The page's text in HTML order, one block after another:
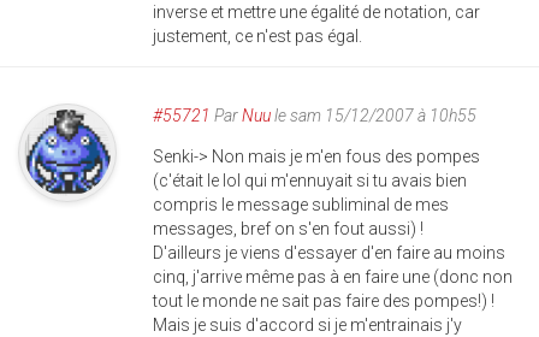
inverse et mettre une égalité de notation, car
justement, ce n'est pas égal.
#55721 ParNuule sam 15/12/2007 à 10h55
Senki-> Non mais je m'en fous des pompes
(c'était le lol qui m'ennuyait si tu avais bien
compris le message subliminal de mes
messages, bref on s'en fout aussi) !
D'ailleurs je viens d'essayer d'en faire au moins
cinq, j'arrive même pas à en faire une (donc non
tout le monde ne sait pas faire des pompes!) !
Mais je suis d'accord si je m'entrainais j'y